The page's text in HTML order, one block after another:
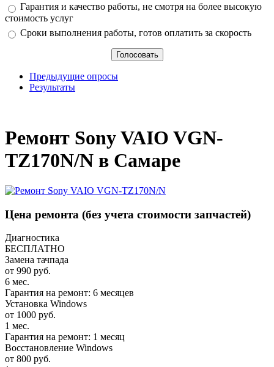
Гарантия и качество работы, не смотря на более высокую
стоимость услуг
Сроки выполнения работы, готов оплатить за скорость
Предыдущие опросы
Результаты
Ремонт Sony VAIO VGN-
TZ170N/N в Самаре
Цена ремонта (без учета стоимости запчастей)
Диагностика
БЕСПЛАТНО
Замена тачпада
от 990 руб.
6 мес.
Гарантия на ремонт: 6 месяцев
Установка Windows
от 1000 руб.
1 мес.
Гарантия на ремонт: 1 месяц
Восстановление Windows
от 800 руб.